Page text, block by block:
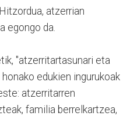
atzerrian
egongo da.
"atzerritartasunari eta
edukien ingurukoak
atzerritarren
familia berrelkartzea,